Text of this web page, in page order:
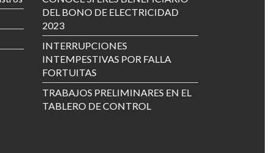
DEL BONO DE ELECTRICIDAD
2023
INTERRUPCIONES
INTEMPESTIVAS POR FALLA
FORTUITAS
TRABAJOS PRELIMINARES EN EL
TABLERO DE CONTROL